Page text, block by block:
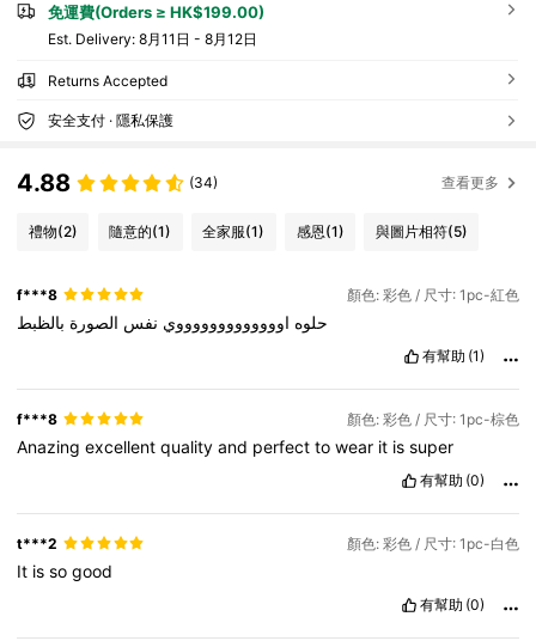
免運費(Orders ≥ HK$199.00)
​Est. Delivery: 8月11日 - 8月12日
Returns Accepted
安全支付 · 隱私保護
4.88 (34) 查看更多
禮物(2) 隨意的(1) 全家服(1) 感恩(1) 與圖片相符(5)
f***8 顏色: 彩色 / 尺寸: 1pc-紅色
حلوه اوووووووووووووي نفس الصورة بالظبط
有幫助 (1)
f***8 顏色: 彩色 / 尺寸: 1pc-棕色
Anazingexcellentqualityand perfecttowear it issuper
有幫助 (0)
t***2 顏色: 彩色 / 尺寸: 1pc-白色
It issogood
有幫助 (0)